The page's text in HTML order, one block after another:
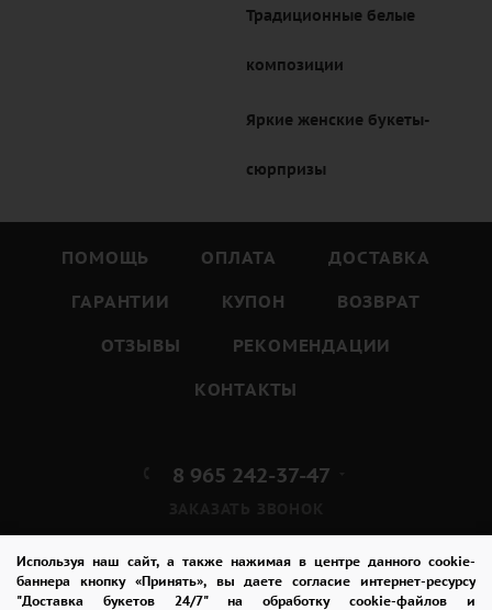
Используя наш сайт, а также нажимая в центре данного cookie-
баннера кнопку «Принять», вы даете согласие интернет-ресурсу
"Доставка букетов 24/7" на обработку cookie-файлов и
Традиционные белые
композиции
Яркие женские букеты-
сюрпризы
ПОМОЩЬ ОПЛАТА
ДОСТАВКА
ГАРАНТИИ
КУПОН
ВОЗВРАТ
ОТЗЫВЫ
РЕКОМЕНДАЦИИ
КОНТАКТЫ
8 965 242-37-47
admin@buket24delivery.ru